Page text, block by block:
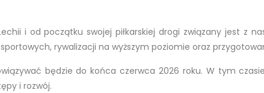
i od początku swojej piłkarskiej drogi związany jest z
rywalizacji na wyższym poziomie oraz
będzie do końca czerwca 2026 roku. W tym
i rozwój.